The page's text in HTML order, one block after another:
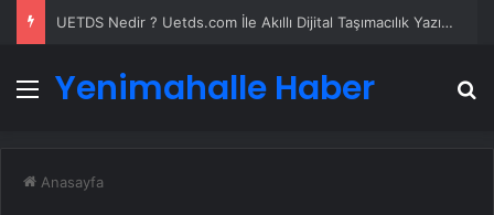
UETDS Nedir ? Uetds.com İle Akıllı Dijital Taşımacılık Yazılımı
Menü
Yenimahalle Haber
Anasayfa